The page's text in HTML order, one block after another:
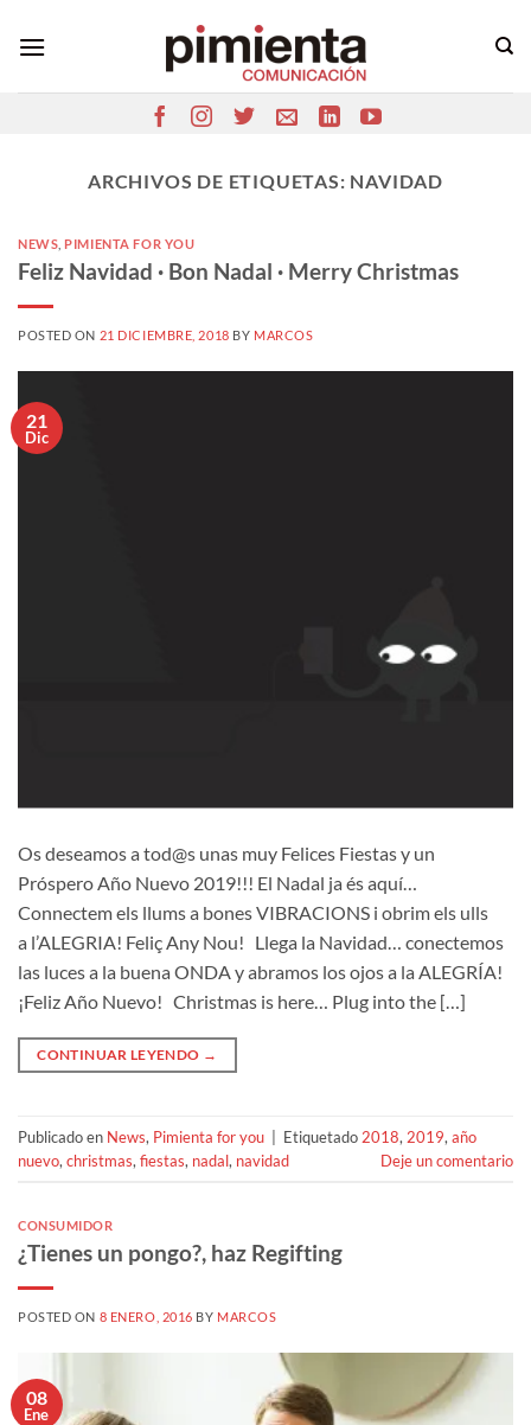
ARCHIVOS DE ETIQUETAS: NAVIDAD
NEWS PIMIENTA FOR YOU
Feliz Navidad · Bon Nadal · Merry Christmas
POSTED ON 21 DICIEMBRE, 2018 BY MARCOS
21
Dic
Os deseamos a tod@s unas muy Felices Fiestas y un
Próspero Año Nuevo 2019!!! El Nadal ja és aquí…
Connectem els llums a bones VIBRACIONS i obrim els ulls
a l’ALEGRIA! Feliç Any Nou! Llega la Navidad… conectemos
las luces a la buena ONDA y abramos los ojos a la ALEGRÍA!
¡Feliz Año Nuevo! Christmas is here… Plug into the […]
CONTINUAR LEYENDO →
Publicado en News, Pimienta for you | Etiquetado 2018, 2019, año
nuevo, christmas, fiestas, nadal, navidad Deje un comentario
CONSUMIDOR
¿Tienes un pongo?, haz Regifting
POSTED ON 8 ENERO, 2016 BY MARCOS
08
Ene